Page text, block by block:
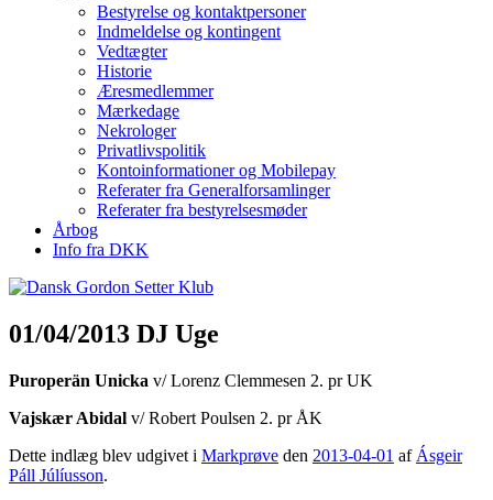
Bestyrelse og kontaktpersoner
Indmeldelse og kontingent
Vedtægter
Historie
Æresmedlemmer
Mærkedage
Nekrologer
Privatlivspolitik
Kontoinformationer og Mobilepay
Referater fra Generalforsamlinger
Referater fra bestyrelsesmøder
Årbog
Info fra DKK
01/04/2013 DJ Uge
Puroperän Unicka v/ Lorenz Clemmesen 2. pr UK
Vajskær Abidal v/ Robert Poulsen 2. pr ÅK
Dette indlæg blev udgivet i Markprøve den 2013-04-01 af Ásgeir
Páll Júlíusson.